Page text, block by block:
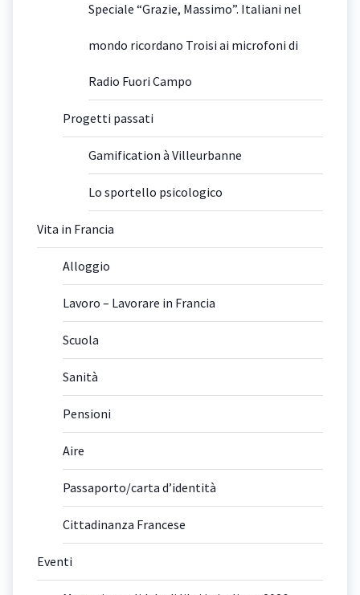
Speciale “Grazie, Massimo”. Italiani nel
mondo ricordano Troisi ai microfoni di
Radio Fuori Campo
Progetti passati
Gamification à Villeurbanne
Lo sportello psicologico
Vita in Francia
Alloggio
Lavoro – Lavorare in Francia
Scuola
Sanità
Pensioni
Aire
Passaporto/carta d’identità
Cittadinanza Francese
Eventi